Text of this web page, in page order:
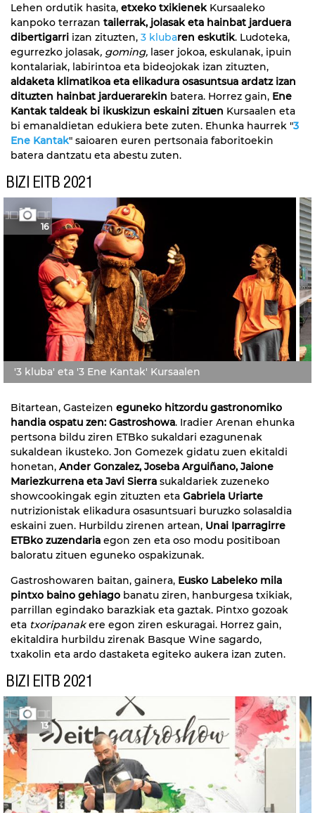
Lehen ordutik hasita, etxeko txikienek Kursaaleko
kanpoko terrazan tailerrak, jolasak eta hainbat jarduera
dibertigarri izan zituzten, 3 klubaren eskutik. Ludoteka,
egurrezko jolasak, goming, laser jokoa, eskulanak, ipuin
kontalariak, labirintoa eta bideojokak izan zituzten,
aldaketa klimatikoa eta elikadura osasuntsua ardatz izan
dituzten hainbat jarduerarekin batera. Horrez gain, Ene
Kantak taldeak bi ikuskizun eskaini zituen Kursaalen eta
bi emanaldietan edukiera bete zuten. Ehunka haurrek "3
Ene Kantak" saioaren euren pertsonaia faboritoekin
batera dantzatu eta abestu zuten.
BIZI EITB 2021
16
'3 kluba' eta '3 Ene Kantak' Kursaalen
Bitartean, Gasteizen eguneko hitzordu gastronomiko
handia ospatu zen: Gastroshowa. Iradier Arenan ehunka
pertsona bildu ziren ETBko sukaldari ezagunenak
sukaldean ikusteko. Jon Gomezek gidatu zuen ekitaldi
honetan, Ander Gonzalez, Joseba Arguiñano, Jaione
Mariezkurrena eta Javi Sierra sukaldariek zuzeneko
showcookingak egin zituzten eta Gabriela Uriarte
nutrizionistak elikadura osasuntsuari buruzko solasaldia
eskaini zuen. Hurbildu zirenen artean, Unai Iparragirre
ETBko zuzendaria egon zen eta oso modu positiboan
baloratu zituen eguneko ospakizunak.
Gastroshowaren baitan, gainera, Eusko Labeleko mila
pintxo baino gehiago banatu ziren, hanburgesa txikiak,
parrillan egindako barazkiak eta gaztak. Pintxo gozoak
eta txoripanakere egon ziren eskuragai. Horrez gain,
ekitaldira hurbildu zirenak Basque Wine sagardo,
txakolin eta ardo dastaketa egiteko aukera izan zuten.
BIZI EITB 2021
13